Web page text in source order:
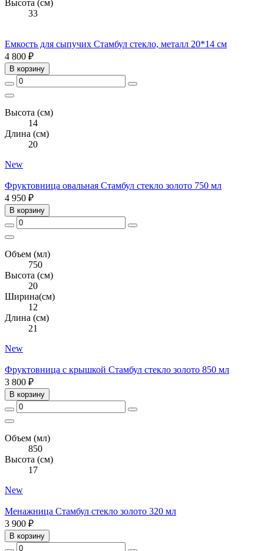
Высота (см)
33
Емкость для сыпучих Стамбул стекло, металл 20*14 см
4 800 ₽
В корзину
Высота (см)
14
Длина (см)
20
New
Фруктовница овальная Стамбул стекло золото 750 мл
4 950 ₽
В корзину
Объем (мл)
750
Высота (см)
20
Ширина(см)
12
Длина (см)
21
New
Фруктовница с крышкой Стамбул стекло золото 850 мл
3 800 ₽
В корзину
Объем (мл)
850
Высота (см)
17
New
Менажница Стамбул стекло золото 320 мл
3 900 ₽
В корзину